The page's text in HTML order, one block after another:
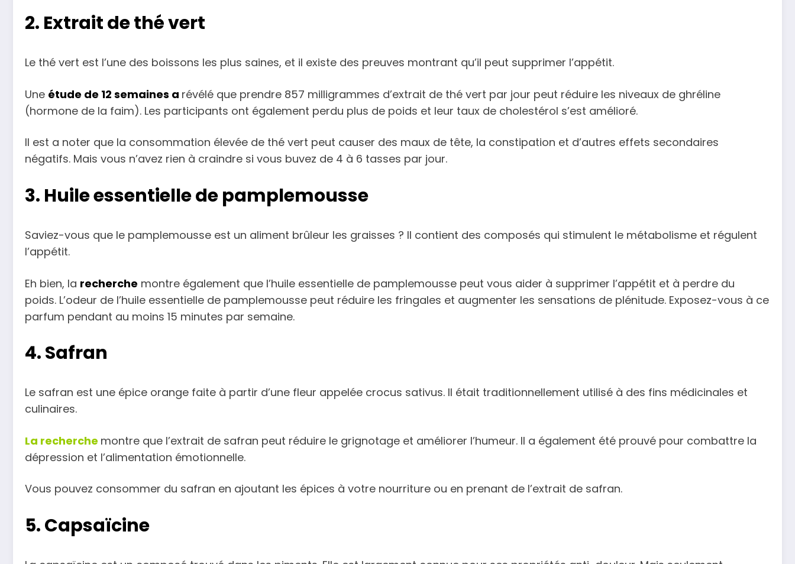
2. Extrait de thé vert
Le thé vert est l’une des boissons les plus saines, et il existe des preuves montrant qu’il peut supprimer l’appétit.
Une étude de 12 semaines a révélé que prendre 857 milligrammes d’extrait de thé vert par jour peut réduire les niveaux de ghréline
(hormone de la faim). Les participants ont également perdu plus de poids et leur taux de cholestérol s’est amélioré.
Il est a noter que la consommation élevée de thé vert peut causer des maux de tête, la constipation et d’autres effets secondaires
négatifs. Mais vous n’avez rien à craindre si vous buvez de 4 à 6 tasses par jour.
3. Huile essentielle de pamplemousse
Saviez-vous que le pamplemousse est un aliment brûleur les graisses ? Il contient des composés qui stimulent le métabolisme et régulent
l’appétit.
Eh bien, la recherche montre également que l’huile essentielle de pamplemousse peut vous aider à supprimer l’appétit et à perdre du
poids. L’odeur de l’huile essentielle de pamplemousse peut réduire les fringales et augmenter les sensations de plénitude. Exposez-vous à ce
parfum pendant au moins 15 minutes par semaine.
4. Safran
Le safran est une épice orange faite à partir d’une fleur appelée crocus sativus. Il était traditionnellement utilisé à des fins médicinales et
culinaires.
La recherche montre que l’extrait de safran peut réduire le grignotage et améliorer l’humeur. Il a également été prouvé pour combattre la
dépression et l’alimentation émotionnelle.
Vous pouvez consommer du safran en ajoutant les épices à votre nourriture ou en prenant de l’extrait de safran.
5. Capsaïcine